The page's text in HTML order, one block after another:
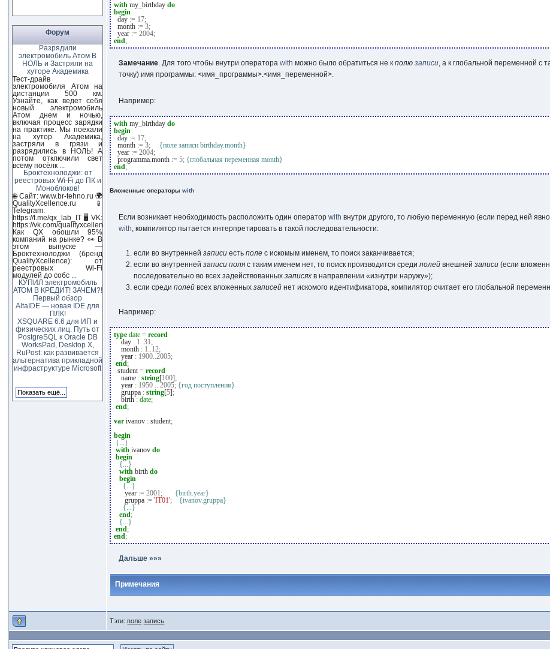
Форум
Разрядили
электромобиль Атом В
НОЛЬ и Застряли на
хуторе Академика
Тест-драйв
электромобиля Атом на
дистанции 500 км.
Узнайте, как ведет себя
новый электромобиль
Атом днем и ночью,
включая процесс зарядки
на практике. Мы поехали
на хутор Академика,
застряли в грязи и
разрядились в НОЛЬ! А
потом отключили свет
всему посёлк
Броктехнолоджи: от
реестровых Wi-Fi до ПК и
Моноблоков!
🌐 Сайт: www.br-tehno.ru 🌍
QualityXcellence.ru 📱
Telegram:
https://t.me/qx_lab_IT 🖥 VK:
https://vk.com/qualityxcellenc
Как QX обошли 95%
компаний на рынке? 👀 В
этом выпуске —
Броктехнолоджи (бренд
QualityXcellence): от
реестровых Wi-Fi
модулей до собс
КУПИЛ электромобиль
АТОМ В КРЕДИТ! ЗАЧЕМ?!
Первый обзор
AltaIDE — новая IDE для
ПЛК!
XSQUARE 6.6 для ИП и
физических лиц. Путь от
PostgreSQL к Oracle DB
WorksPad, Desktop X,
RuPost: как развивается
альтернатива прикладной
инфраструктуре Microsoft
with my_birthdaydo
begin
day := 17;
month := 3;
year := 2004;
end;
Замечание. Для того чтобы внутри оператораwith можно было обратиться не кполю записи, а к глобальной переменной с
точку) имя программы:<имя_программы>.<имя_переменной>.
Например:
with my_birthdaydo
begin
day := 17;
month := 3;
{поле записи birthday.month}
year := 2004;
programma.month := 5; {глобальная переменная month}
end;
Вложенные операторыwith
Если возникает необходимость расположить один операторwith внутри другого, то любую переменную (если перед ней
with, компилятор пытается интерпретировать в такой последовательности:
если во внутреннейзаписи естьполе с искомым именем, то поиск заканчивается;
если во внутреннейзаписи поля с таким именем нет, то поиск производится средиполей внешнейзаписи (если
последовательно во всех задействованныхзаписях в направлении «изнутри наружу»);
если средиполей всех вложенныхзаписей нет искомого идентификатора, компилятор считает его глобальной
Например:
type date = record
day : 1..31;
month : 1..12;
year : 1900..2005;
end;
student= record
name : string[100];
year : 1950 .. 2005; {год поступления}
gruppa : string[5];
birth : date;
end;
var ivanov : student;
begin
{...}
with ivanovdo
begin
{...}
with birthdo
begin
{...}
year := 2001;
{birth.year}
gruppa := 'IT01';
{ivanov.gruppa}
{...}
end;
{...}
end;
end;
Дальше »»»
Примечания
Тэги:поле запись